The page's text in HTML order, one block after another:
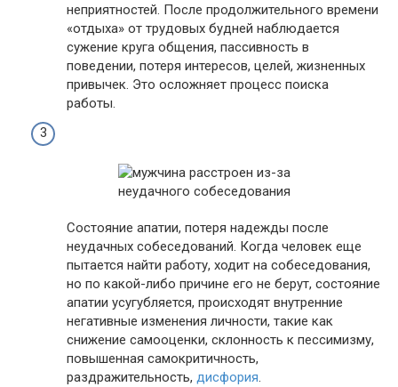
неприятностей. После продолжительного времени
«отдыха» от трудовых будней наблюдается
сужение круга общения, пассивность в
поведении, потеря интересов, целей, жизненных
привычек. Это осложняет процесс поиска
работы.
Состояние апатии, потеря надежды после
неудачных собеседований. Когда человек еще
пытается найти работу, ходит на собеседования,
но по какой-либо причине его не берут, состояние
апатии усугубляется, происходят внутренние
негативные изменения личности, такие как
снижение самооценки, склонность к пессимизму,
повышенная самокритичность,
раздражительность, дисфория.